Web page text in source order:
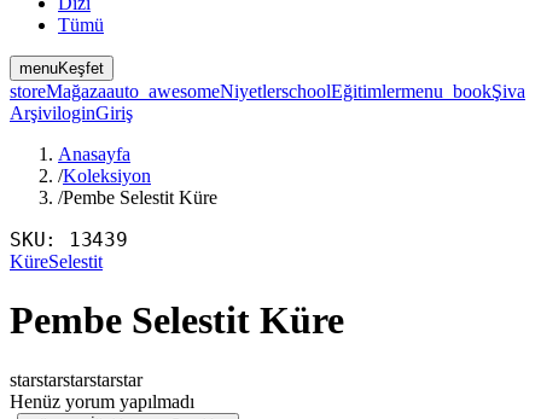
Tümü
menuKeşfet
storeMağazaauto_awesomeNiyetlerschoolEğitimlermenu_bookŞiva
ArşiviloginGiriş
Anasayfa
/Koleksiyon
/Pembe Selestit Küre
SKU: 13439
KüreSelestit
Pembe Selestit Küre
starstarstarstarstar
Henüz yorum yapılmadı